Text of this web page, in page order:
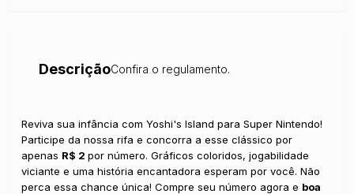
DescriçãoConfira o regulamento.
Reviva sua infância com Yoshi's Island para Super Nintendo!
Participe da nossa rifa e concorra a esse clássico por
apenas R$ 2por número. Gráficos coloridos, jogabilidade
viciante e uma história encantadora esperam por você. Não
perca essa chance única! Compre seu número agora e boa